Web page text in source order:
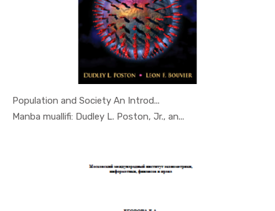
Population and Society An Introd...
Manba muallifi: Dudley L. Poston, Jr., an...
In Demogra...